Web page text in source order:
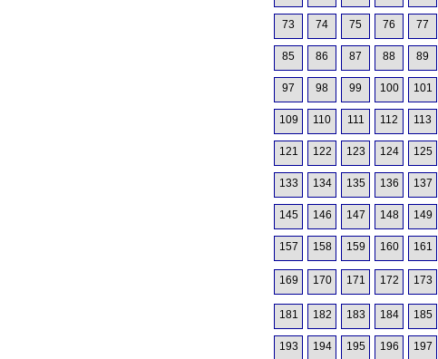
73 74 75 76 77
85 86 87 88 89
97 98 99 100 101
109 110 111 112 113
121 122 123 124 125
133 134 135 136 137
145 146 147 148 149
157 158 159 160 161
169 170 171 172 173
181 182 183 184 185
193 194 195 196 197